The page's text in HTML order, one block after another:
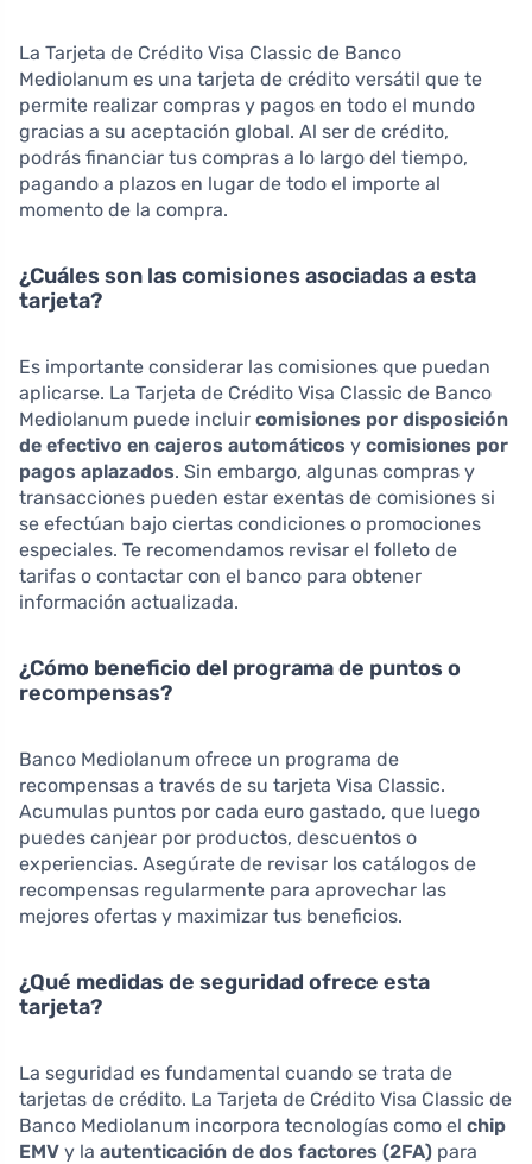
La Tarjeta de Crédito Visa Classic de Banco
Mediolanum es una tarjeta de crédito versátil que te
permite realizar compras y pagos en todo el mundo
gracias a su aceptación global. Al ser de crédito,
podrás financiar tus compras a lo largo del tiempo,
pagando a plazos en lugar de todo el importe al
momento de la compra.
¿Cuáles son las comisiones asociadas a esta
tarjeta?
Es importante considerar las comisiones que puedan
aplicarse. La Tarjeta de Crédito Visa Classic de Banco
Mediolanum puede incluir comisiones por disposición
de efectivo en cajeros automáticos y comisiones por
pagos aplazados. Sin embargo, algunas compras y
transacciones pueden estar exentas de comisiones si
se efectúan bajo ciertas condiciones o promociones
especiales. Te recomendamos revisar el folleto de
tarifas o contactar con el banco para obtener
información actualizada.
¿Cómo beneficio del programa de puntos o
recompensas?
Banco Mediolanum ofrece un programa de
recompensas a través de su tarjeta Visa Classic.
Acumulas puntos por cada euro gastado, que luego
puedes canjear por productos, descuentos o
experiencias. Asegúrate de revisar los catálogos de
recompensas regularmente para aprovechar las
mejores ofertas y maximizar tus beneficios.
¿Qué medidas de seguridad ofrece esta
tarjeta?
La seguridad es fundamental cuando se trata de
tarjetas de crédito. La Tarjeta de Crédito Visa Classic de
Banco Mediolanum incorpora tecnologías como el chip
EMV y la autenticación de dos factores (2FA) para